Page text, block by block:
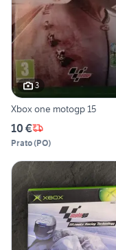
3
Xbox one motogp 15
10 €
Prato(PO)